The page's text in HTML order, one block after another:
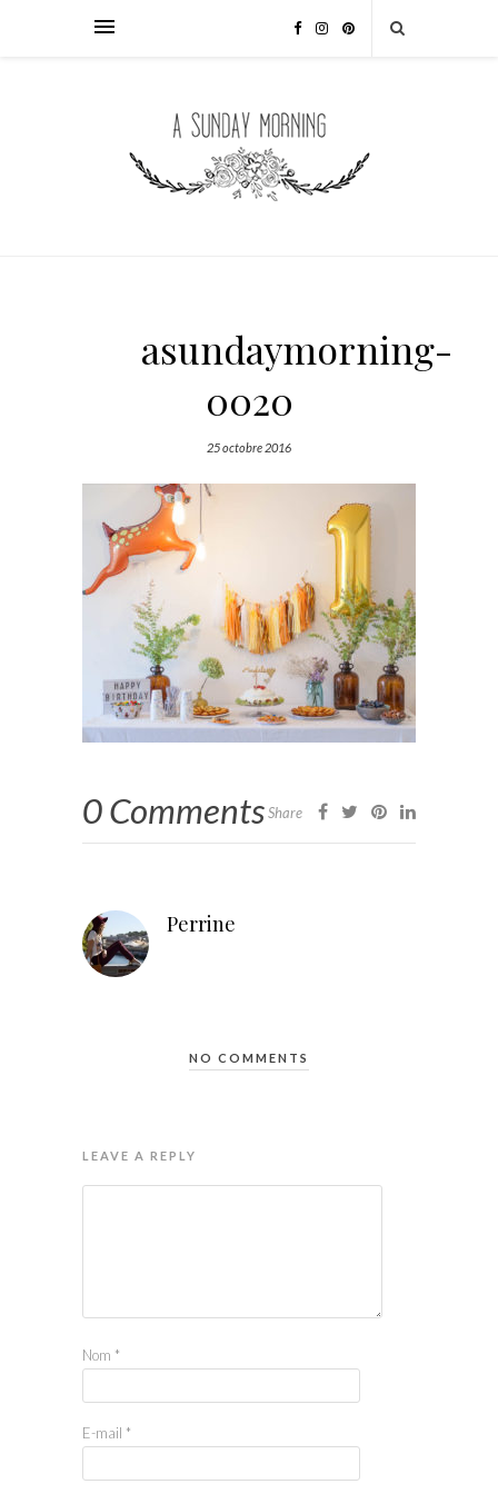
asundaymorning-
0020
25 octobre 2016
0 CommentsShare
Perrine
NO COMMENTS
LEAVE A REPLY
Nom *
E-mail *